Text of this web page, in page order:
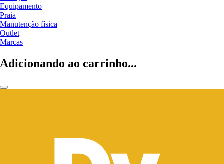
Equipamento
Praia
Manutenção física
Outlet
Marcas
Adicionando ao carrinho...